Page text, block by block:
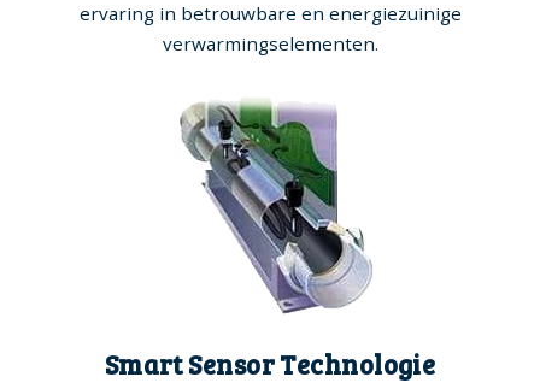
ervaring in betrouwbare en energiezuinige
verwarmingselementen.
Smart Sensor Technologie